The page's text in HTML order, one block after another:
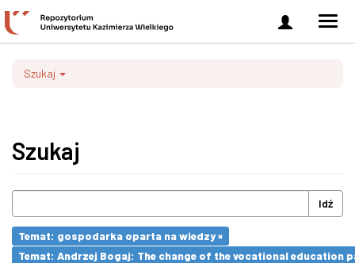
Zaloguj
się
Szukaj
Szukaj
Idź
Temat: gospodarka oparta na wiedzy ×
Temat: Andrzej Bogaj: The change of the vocational education